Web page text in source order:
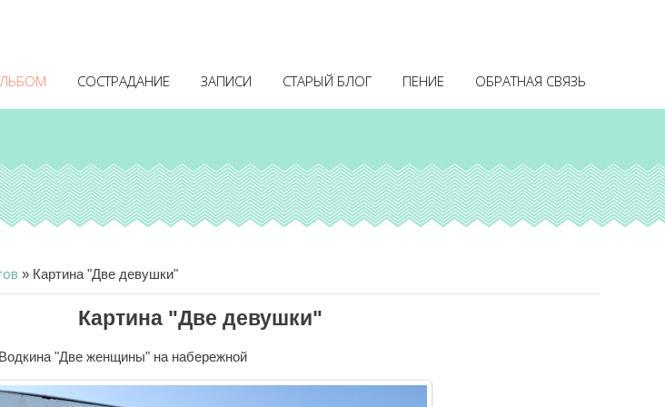
СОСТРАДАНИЕ ЗАПИСИ СТАРЫЙ БЛОГ ПЕНИЕ ОБРАТНАЯ СВЯЗЬ
» Картина "Две девушки"
Картина "Две девушки"
"Две женщины" на набережной